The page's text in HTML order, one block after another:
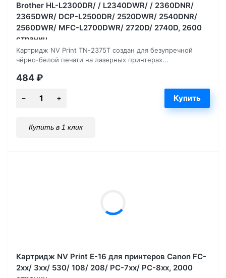
Brother HL-L2300DR/ / L2340DWR/ / 2360DNR/
2365DWR/ DCP-L2500DR/ 2520DWR/ 2540DNR/
2560DWR/ MFC-L2700DWR/ 2720D/ 2740D, 2600
страниц
Картридж NV Print TN-2375T создан для безупречной
чёрно-белой печати на лазерных принтерах...
484₽
Купить в 1 клик
Картридж NV Print E-16 для принтеров Canon FC-
2xx/ 3xx/ 530/ 108/ 208/ PC-7xx/ PC-8xx, 2000